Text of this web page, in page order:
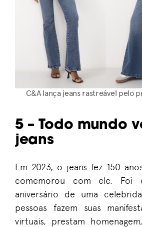
C&A lança jeans rastreável pelo
5 – Todo mundo
jeans
Em 2023, o jeans fez 150
comemorou com ele. Foi
aniversário de uma
pessoas fazem suas
virtuais, prestam